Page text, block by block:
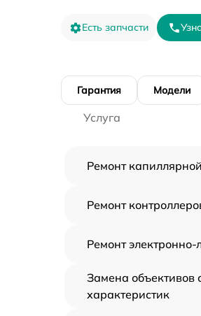
Есть запчасти
Гарантия Модели
Услуга
Ремонт
Ремонт
Ремонт электронно-
Замена объективов
характеристик